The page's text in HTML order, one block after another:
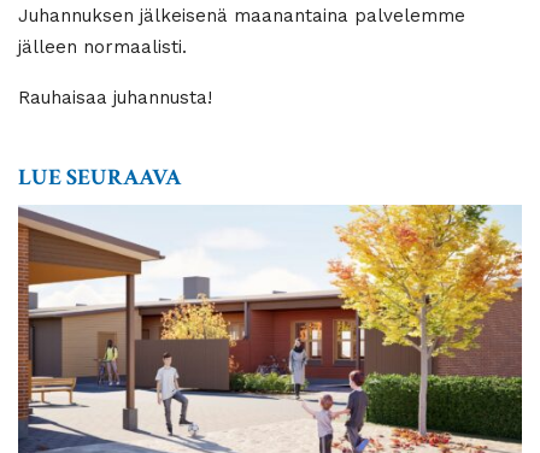
Juhannuksen jälkeisenä maanantaina palvelemme
jälleen normaalisti.
Rauhaisaa juhannusta!
LUE SEURAAVA